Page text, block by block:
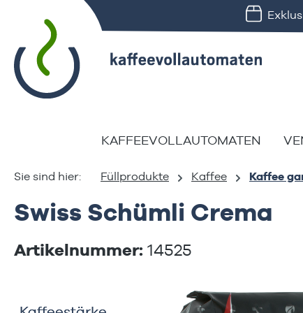
Zur Hauptnavigation springen
KAFFEEVOLLAUTOMATEN
Füllprodukte Kaffee Kaffee
Swiss Schümli Crema
Artikelnummer: 14525